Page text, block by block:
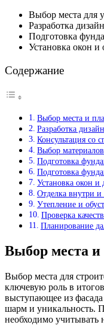
Выбор места для
Разработка
Подготовка
Установка окон и
Содержание
Выбор места и
Разработка
Консультация со
Выбор
Подготовка
Подготовка
Установка окон и
Отделка внутри
Утепление и
Проверка
Планирование
Выбор места и
Выбор места для
ключевую роль в
выступающее из
шарм и уникальность.
необходимо учитывать